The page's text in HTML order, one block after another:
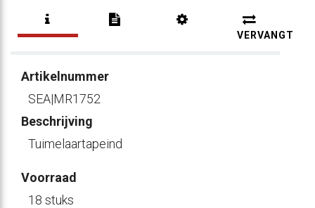
VERVANGT
Artikelnummer
SEA|MR1752
Beschrijving
Tuimelaartapeind
Voorraad
18 stuks